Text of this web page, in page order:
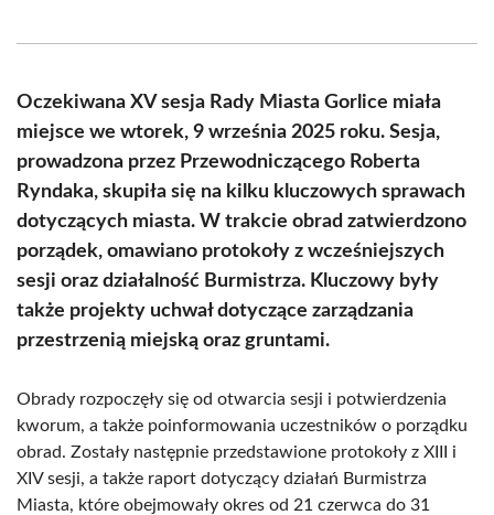
(Twitter)
Oczekiwana XV sesja Rady Miasta Gorlice miała
miejsce we wtorek, 9 września 2025 roku. Sesja,
prowadzona przez Przewodniczącego Roberta
Ryndaka, skupiła się na kilku kluczowych sprawach
dotyczących miasta. W trakcie obrad zatwierdzono
porządek, omawiano protokoły z wcześniejszych
sesji oraz działalność Burmistrza. Kluczowy były
także projekty uchwał dotyczące zarządzania
przestrzenią miejską oraz gruntami.
Obrady rozpoczęły się od otwarcia sesji i potwierdzenia
kworum, a także poinformowania uczestników o porządku
obrad. Zostały następnie przedstawione protokoły z XIII i
XIV sesji, a także raport dotyczący działań Burmistrza
Miasta, które obejmowały okres od 21 czerwca do 31